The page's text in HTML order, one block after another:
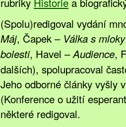
(Spolu)redigoval vydání
Máj, Čapek – Válka s mloky
bolesti, Havel –Audience,
dalších), spolupracoval
Jeho odborné články vyšly
(Konference o užití
některé redigoval.